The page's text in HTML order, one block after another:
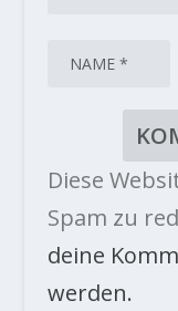
Diese
Spam zu
deine
werden.